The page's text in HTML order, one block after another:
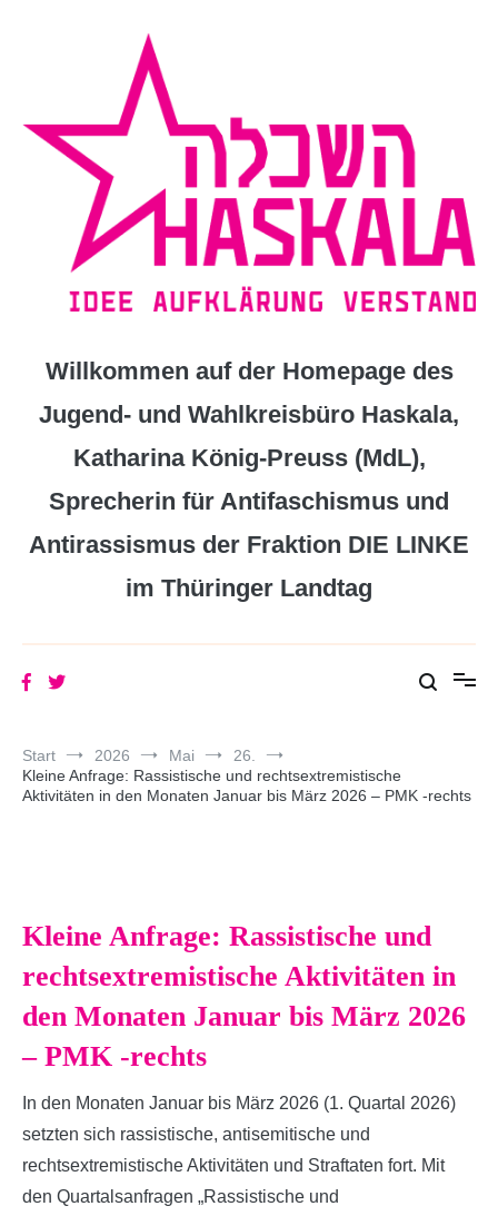
Willkommen auf der Homepage des
Jugend- und Wahlkreisbüro Haskala,
Katharina König-Preuss (MdL),
Sprecherin für Antifaschismus und
Antirassismus der Fraktion DIE LINKE
im Thüringer Landtag
Start 2026 Mai
26.
Kleine Anfrage: Rassistische und rechtsextremistische
Aktivitäten in den Monaten Januar bis März 2026 – PMK -rechts
Kleine Anfrage: Rassistische und
rechtsextremistische Aktivitäten in
den Monaten Januar bis März 2026
– PMK -rechts
In den Monaten Januar bis März 2026 (1. Quartal 2026)
setzten sich rassistische, antisemitische und
rechtsextremistische Aktivitäten und Straftaten fort. Mit
den Quartalsanfragen „Rassistische und